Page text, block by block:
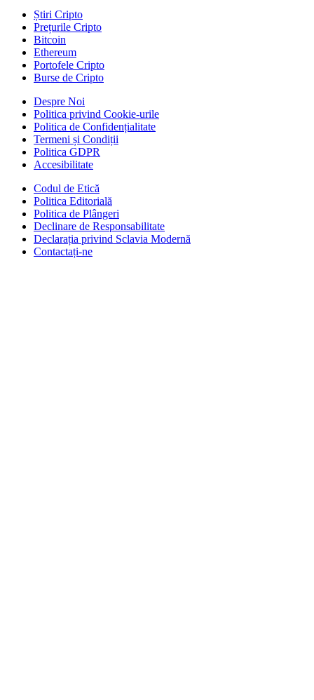
Știri Cripto
Prețurile Cripto
Bitcoin
Ethereum
Portofele Cripto
Burse de Cripto
Despre Noi
Politica privind Cookie-urile
Politica de Confidențialitate
Termeni și Condiții
Politica GDPR
Accesibilitate
Codul de Etică
Politica Editorială
Politica de Plângeri
Declinare de Responsabilitate
Declarația privind Sclavia Modernă
Contactați-ne